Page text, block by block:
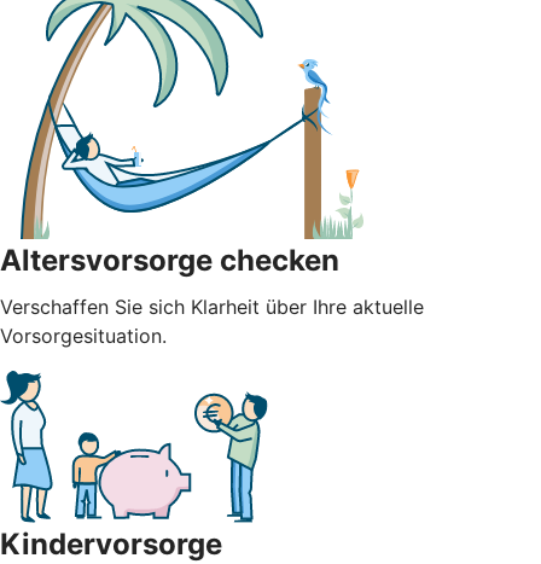
Altersvorsorge checken
Verschaffen Sie sich Klarheit über Ihre aktuelle
Vorsorgesituation.
Kindervorsorge